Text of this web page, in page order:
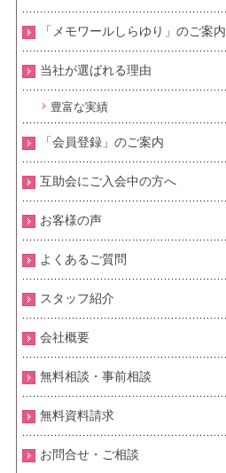
「メモワールしらゆり」のご案内
当社が選ばれる理由
豊富な実績
「会員登録」のご案内
互助会にご入会中の方へ
お客様の声
よくあるご質問
スタッフ紹介
会社概要
無料相談・事前相談
無料資料請求
お問合せ・ご相談